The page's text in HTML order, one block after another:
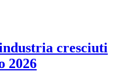
cresciuti
2026